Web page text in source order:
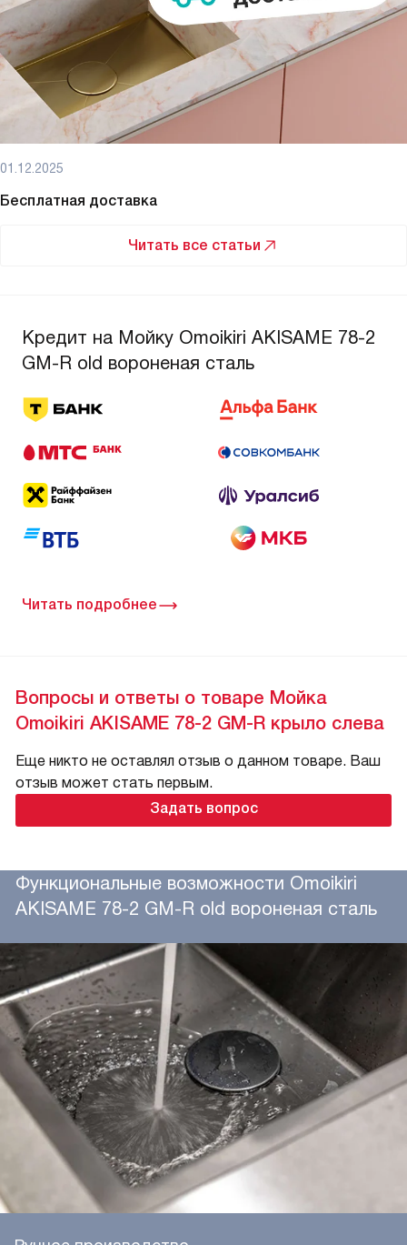
01.12.2025
Бесплатная доставка
Читать все статьи
Кредит на Мойку Omoikiri AKISAME 78-2
GM-R old вороненая сталь
Читать подробнее
Вопросы и ответы о товаре Мойка
Omoikiri AKISAME 78-2 GM-R крыло слева
Еще никто не оставлял отзыв о данном товаре. Ваш
отзыв может стать первым.
Задать вопрос
Функциональные возможности Omoikiri
AKISAME 78-2 GM-R old вороненая сталь